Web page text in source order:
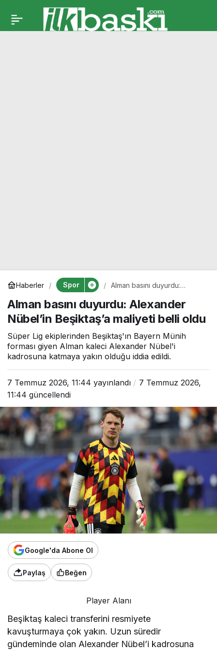
Haberler Spor
Alman basını duyurdu:
Beşiktaş’a maliyeti belli oldu
Alman basını duyurdu: Alexander
Nübel’in Beşiktaş’a maliyeti belli oldu
Süper Lig ekiplerinden Beşiktaş'ın Bayern Münih
forması giyen Alman kaleci Alexander Nübel'i
kadrosuna katmaya yakın olduğu iddia edildi.
7 Temmuz 2026, 11:44 yayınlandı
7 Temmuz 2026,
11:44 güncellendi
Google'da Abone Ol
Paylaş Beğen
Player Alanı
Beşiktaş kaleci transferini resmiyete
kavuşturmaya çok yakın. Uzun süredir
gündeminde olan Alexander Nübel’i kadrosuna
Filenin Sultanları’nın